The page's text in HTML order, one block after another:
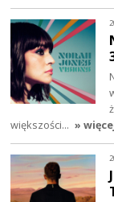
większości… »